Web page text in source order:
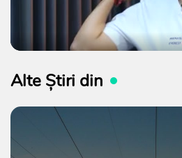
Alte Știri din